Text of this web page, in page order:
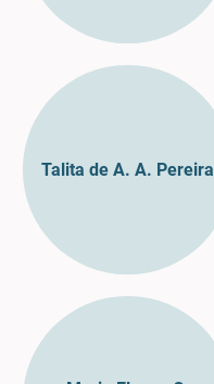
Talita de A. A. Pereira